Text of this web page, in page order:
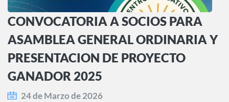
CONVOCATORIA A SOCIOS PARA
ASAMBLEA GENERAL ORDINARIA Y
PRESENTACION DE PROYECTO
GANADOR 2025
24 de Marzo de 2026